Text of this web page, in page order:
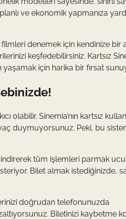
ve ekonomik yapmanıza
filmleri denemek için kendinize bir
keşfedebilirsiniz. Kartsız
için harika bir fırsat
olabilir. Sinemia’nın kartsız
duymuyorsunuz. Peki, bu
indirerek tüm işlemleri parmak
Bilet almak istediğinizde,
doğrudan telefonunuzda
Biletinizi kaybetme